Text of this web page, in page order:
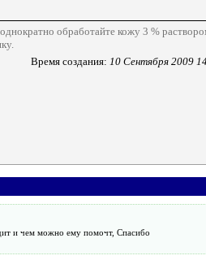
обработайте кожу 3 %
Время создания: 10 Сентября 2009
и чем можно ему помочт, Спасибо